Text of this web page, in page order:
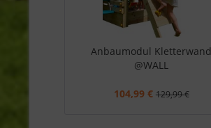
Anbaumodul Kletterwand
@WALL
104,99 € 129,99 €